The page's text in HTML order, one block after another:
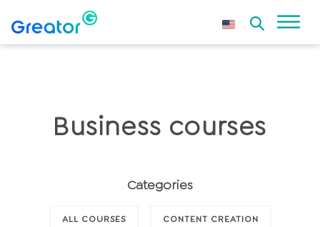
Business courses
Categories
ALL COURSES CONTENT CREATION